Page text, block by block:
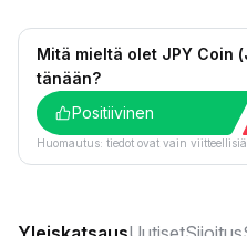
Mitä mieltä olet JPY Coin
tänään?
Positiivinen
Huomautus: tiedot ovat vain viitteellisiä.